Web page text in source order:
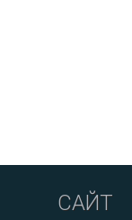
САЙТ